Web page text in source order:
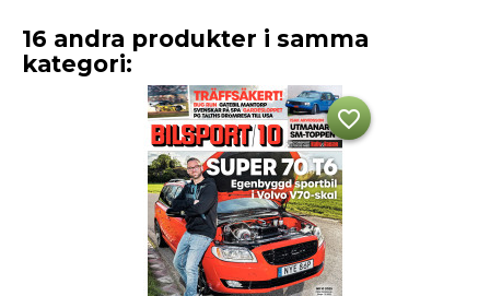
16 andra produkter i samma
kategori:
favorite_border